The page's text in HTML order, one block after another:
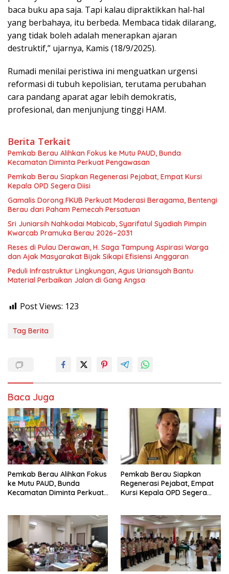
baca buku apa saja. Tapi kalau dipraktikkan hal-hal
yang berbahaya, itu berbeda. Membaca tidak dilarang,
yang tidak boleh adalah menerapkan ajaran
destruktif,” ujarnya, Kamis (18/9/2025).
Rumadi menilai peristiwa ini menguatkan urgensi
reformasi di tubuh kepolisian, terutama perubahan
cara pandang aparat agar lebih demokratis,
profesional, dan menjunjung tinggi HAM.
Berita Terkait
Pemkab Berau Alihkan Fokus ke Mutu PAUD, Bunda
Kecamatan Diminta Perkuat Pengawasan
Pemkab Berau Siapkan Regenerasi Pejabat, Empat Kursi
Kepala OPD Segera Diisi
Gamalis Dorong FKUB Perkuat Moderasi Beragama, Bentengi
Berau dari Paham Pemecah Persatuan
Sri Juniarsih Nahkodai Mabicab, Syarifatul Syadiah Pimpin
Kwarcab Pramuka Berau 2026–2031
Reses di Pulau Derawan, H. Saga Tampung Aspirasi Warga
dan Ajak Masyarakat Bijak Sikapi Efisiensi Anggaran
Peduli Infrastruktur Lingkungan, Agus Uriansyah Bantu
Material Perbaikan Jalan di Gang Angsa
Post Views: 123
Tag Berita
Baca Juga
Pemkab Berau Alihkan Fokus
ke Mutu PAUD, Bunda
Kecamatan Diminta Perkuat
Pemkab Berau Siapkan
Regenerasi Pejabat, Empat
Kursi Kepala OPD Segera